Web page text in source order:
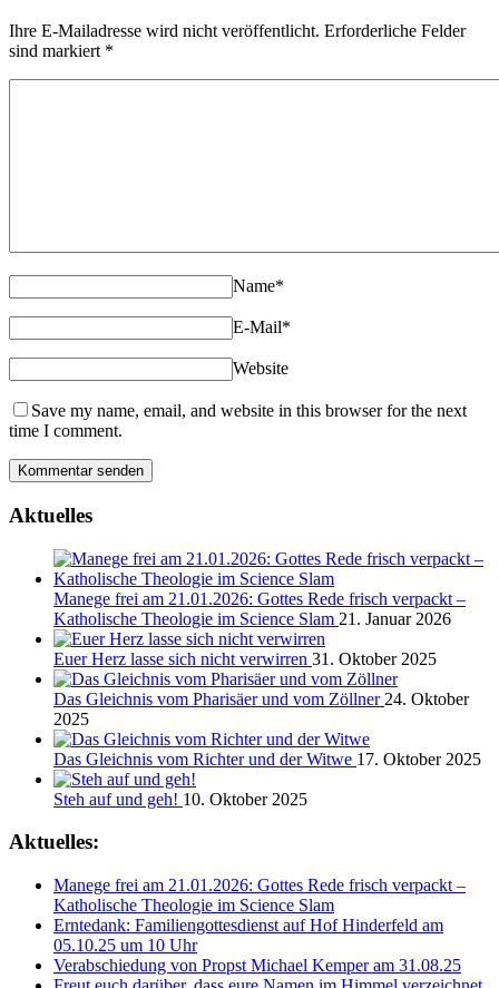
Ihre E-Mailadresse wird nicht veröffentlicht. Erforderliche Felder
sind markiert *
Name*
E-Mail*
Website
Save my name, email, and website in this browser for the next
time I comment.
Aktuelles
Manege frei am 21.01.2026: Gottes Rede frisch verpackt –
Katholische Theologie im Science Slam 21. Januar 2026
Euer Herz lasse sich nicht verwirren 31. Oktober 2025
Das Gleichnis vom Pharisäer und vom Zöllner 24. Oktober
2025
Das Gleichnis vom Richter und der Witwe 17. Oktober 2025
Steh auf und geh! 10. Oktober 2025
Aktuelles:
Manege frei am 21.01.2026: Gottes Rede frisch verpackt –
Katholische Theologie im Science Slam
Erntedank: Familiengottesdienst auf Hof Hinderfeld am
05.10.25 um 10 Uhr
Verabschiedung von Propst Michael Kemper am 31.08.25